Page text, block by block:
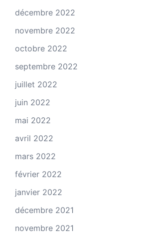
décembre 2022
novembre 2022
octobre 2022
septembre 2022
juillet 2022
juin 2022
mai 2022
avril 2022
mars 2022
février 2022
janvier 2022
décembre 2021
novembre 2021